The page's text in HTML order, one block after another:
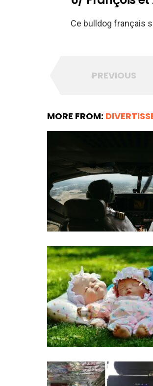
Ce bulldog français
PREVIOUS
MORE FROM: